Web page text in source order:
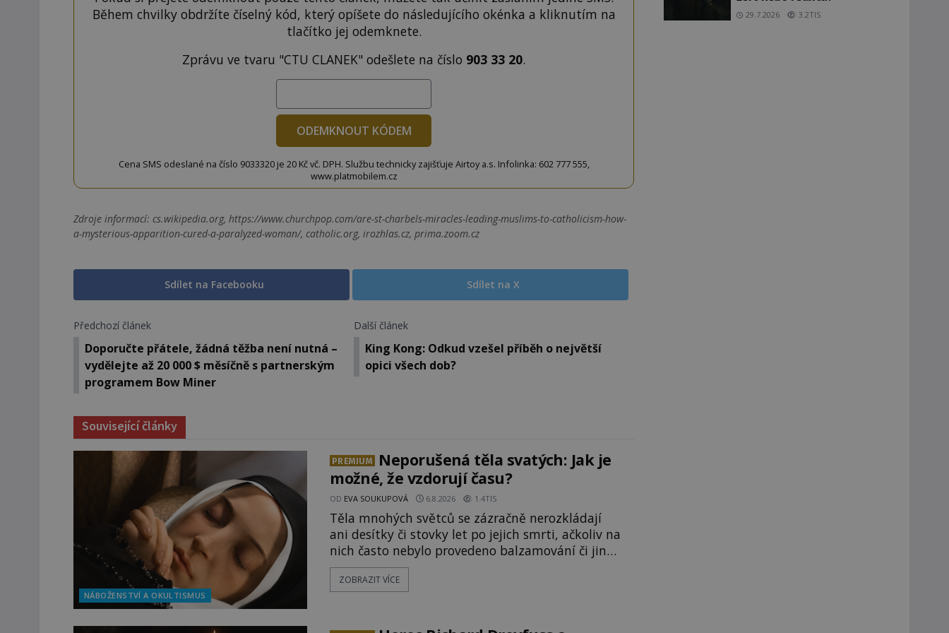
Během chvilky obdržíte číselný kód, který opíšete do následujícího okénka a kliknutím na
tlačítko jej odemknete.
Zprávu ve tvaru "CTU CLANEK" odešlete na číslo 903 33 20.
ODEMKNOUT KÓDEM
Cena SMS odeslané na číslo 9033320 je 20 Kč vč. DPH. Službu technicky zajišťuje Airtoy a.s. Infolinka: 602 777 555,
www.platmobilem.cz
Zdroje informací: cs.wikipedia.org, https://www.churchpop.com/are-st-charbels-miracles-leading-muslims-to-catholicism-how-
a-mysterious-apparition-cured-a-paralyzed-woman/, catholic.org, irozhlas.cz, prima.zoom.cz
Sdílet na Facebooku Sdílet na X
Předchozí článek
Doporučte přátele, žádná těžba není nutná –
vydělejte až 20 000 $ měsíčně s partnerským
programem Bow Miner
Další článek
King Kong: Odkud vzešel příběh o největší
opici všech dob?
Související články
NÁBOŽENSTVÍ A OKULTISMUS
PREMIUM
Neporušená těla svatých: Jak je
možné, že vzdorují času?
OD EVA SOUKUPOVÁ 6.8.2026 1.4TIS
Těla mnohých světců se zázračně nerozkládají
ani desítky či stovky let po jejich smrti, ačkoliv na
nich často nebylo provedeno balzamování či jiné
pokusy o konzervaci. Neporušené ostatky bývají
považovány za důkaz svatosti zemřelých. Jaké
ZOBRAZIT VÍCE
29.7.2026 3.2TIS